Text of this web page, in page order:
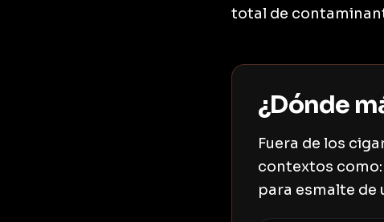
total de
¿Dónde
Fuera de los
contextos
para esmalte de